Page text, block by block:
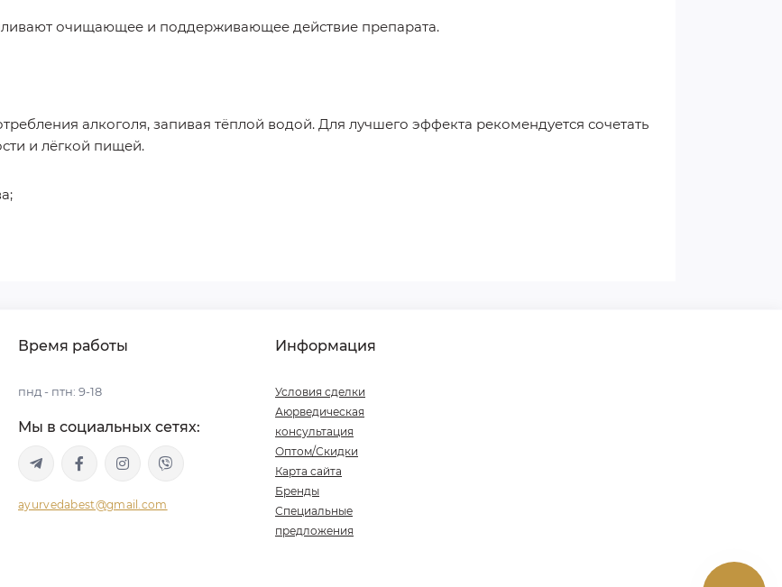
очищающее и поддерживающее действие препарата.
алкоголя, запивая тёплой водой. Для лучшего эффекта рекомендуется сочетать
и лёгкой пищей.
Время работы
пнд - птн: 9-18
Мы в социальных сетях:
ayurvedabest@gmail.com
Информация
Условия сделки
Аюрведическая
консультация
Оптом/Скидки
Карта сайта
Бренды
Специальные
предложения